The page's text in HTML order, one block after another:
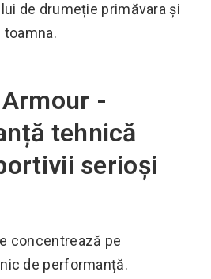
de drumeție primăvara și
-
tehnică
serioși
concentrează pe
de performanță.